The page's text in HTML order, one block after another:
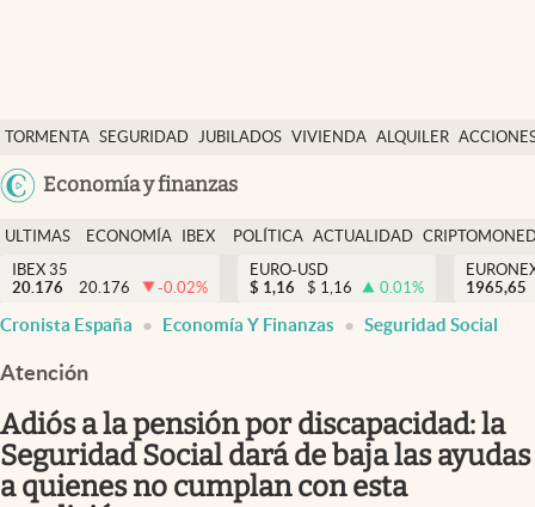
TORMENTA SEGURIDAD JUBILADOS VIVIENDA ALQUILER
USA
Colombia
Economía y finanzas
Economía y finanzas
Política
Actualidad
Criptomonedas
España
ULTIMAS
NOTICIAS
ECONOMÍA
FINANZAS
IBEX
EURO
POLÍTICA ACTUALIDAD
IBEX 35
20.176
20.176 -0.02%
EURO-USD
$ 1,16 $ 1,16 0.01%
1965,65
Cronista España Economía Y Finanzas Seguridad Social
Atención
Adiós a la pensión por discapacidad: la
Seguridad Social dará de baja las ayudas
a quienes no cumplan con esta